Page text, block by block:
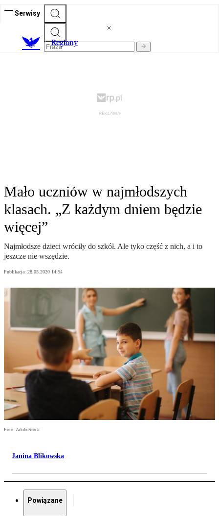
Serwisy
Regiony
Mało uczniów w najmłodszych
klasach. „Z każdym dniem będzie
więcej”
Najmłodsze dzieci wróciły do szkół. Ale tyko część z nich, a i to
jeszcze nie wszędzie.
Publikacja: 28.05.2020 14:54
Foto: AdobeStock
Janina Blikowska
Powiązane